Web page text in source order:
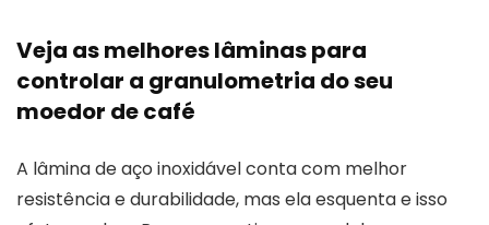
Veja as melhores lâminas para
controlar a granulometria do seu
moedor de café
A lâmina de aço inoxidável conta com melhor
resistência e durabilidade, mas ela esquenta e isso